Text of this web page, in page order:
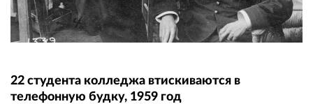
22 студента колледжа втискиваются в
телефонную будку, 1959 год